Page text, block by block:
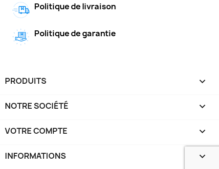
Politique de livraison
Politique de garantie
PRODUITS 
NOTRE SOCIÉTÉ 
VOTRE COMPTE 
INFORMATIONS keyboard_arrow_down